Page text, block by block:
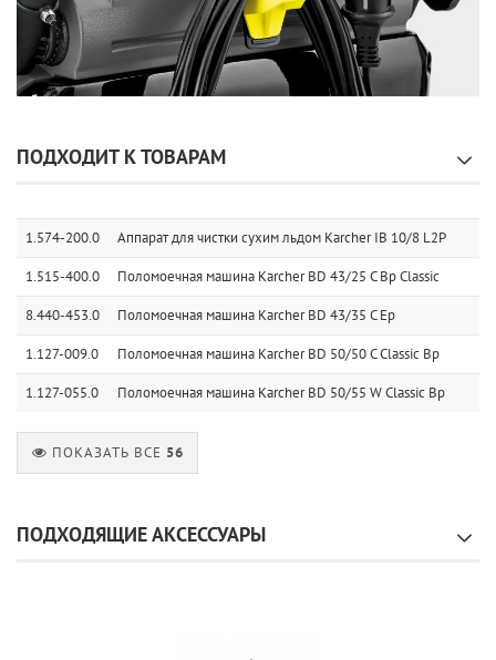
ПОДХОДИТ К ТОВАРАМ
1.574-200.0 Аппарат для чистки сухим льдом Karcher IB 10/8 L2P
1.515-400.0 Поломоечная машина Karcher BD 43/25 C Bp Classic
8.440-453.0 Поломоечная машина Karcher BD 43/35 C Ep
1.127-009.0 Поломоечная машина Karcher BD 50/50 C Classic Bp
1.127-055.0 Поломоечная машина Karcher BD 50/55 W Classic Bp
ПОКАЗАТЬ ВСЕ 56
ПОДХОДЯЩИЕ АКСЕССУАРЫ